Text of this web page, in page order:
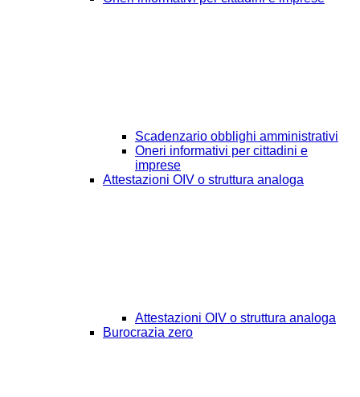
Scadenzario obblighi amministrativi
Oneri informativi per cittadini e
imprese
Attestazioni OIV o struttura analoga
Attestazioni OIV o struttura analoga
Burocrazia zero